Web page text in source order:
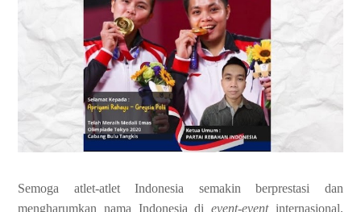
Semoga atlet-atlet Indonesia semakin berprestasi dan
mengharumkan nama Indonesia dievent-eventinternasional.